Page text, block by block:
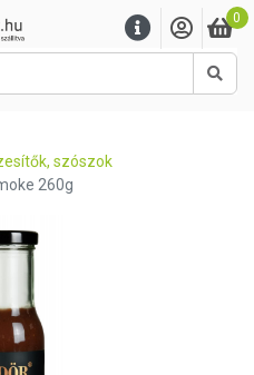
0
szószok
260g